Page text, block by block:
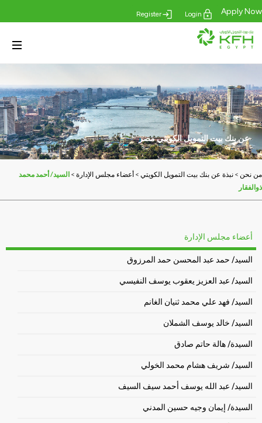
Apply Now
Login
Register
عن بنك بيت التمويل الكويتي مصر
من نحن > نبذة عن بنك بيت التمويل الكويتي > أعضاء مجلس الإدارة > السيد/ أحمد محمد
ذوالفقار
أعضاء مجلس الإدارة
السيد/ حمد عبد المحسن حمد المرزوق
السيد/ عبد العزيز يعقوب يوسف النفيسي
السيد/ فهد علي محمد ثنيان الغانم
السيد/ خالد يوسف الشملان
السيدة/ هالة حاتم صادق
السيد/ شريف هشام محمد الخولي
السيد/ عبد الله يوسف أحمد سيف السيف
السيدة/ إيمان وجيه حسين المدني